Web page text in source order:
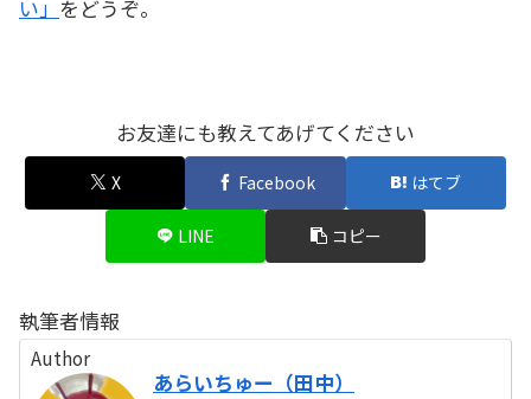
い」 をどうぞ。
お友達にも教えてあげてください
X Facebook はてブ
LINE コピー
執筆者情報
Author
あらいちゅー（田中）